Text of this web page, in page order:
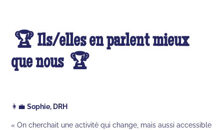
🏆 Ils/elles en parlent mieux
que nous 🏆
👩‍💼Sophie, DRH
« On cherchait une activité qui change, mais aussi accessible